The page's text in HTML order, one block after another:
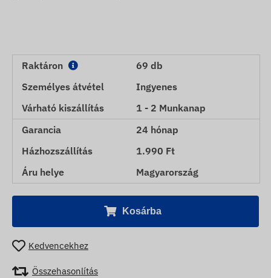
Raktáron
69 db
Személyes átvétel
Ingyenes
Várható kiszállítás
1 - 2 Munkanap
Garancia
24 hónap
Házhozszállítás
1.990 Ft
Áru helye
Magyarország
Kosárba
Kedvencekhez
Összehasonlítás